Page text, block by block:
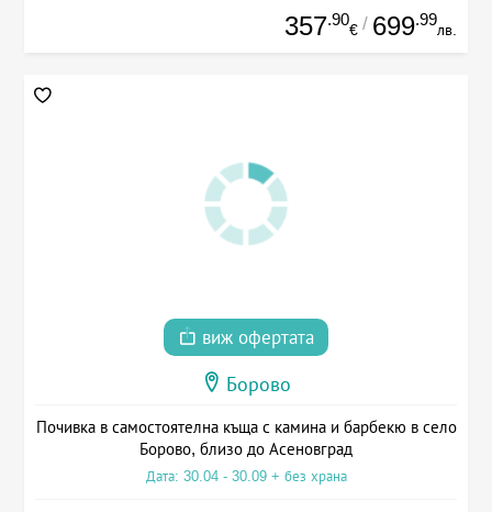
357.90
€ / 699.99
лв.
виж офертата
Борово
Почивка в самостоятелна къща с камина и барбекю в село
Борово, близо до Асеновград
Дата: 30.04 - 30.09 + без храна